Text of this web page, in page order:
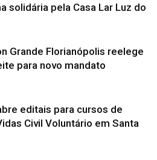
solidária pela Casa Lar Luz do
Grande Florianópolis reelege
para novo mandato
editais para cursos de
Civil Voluntário em Santa